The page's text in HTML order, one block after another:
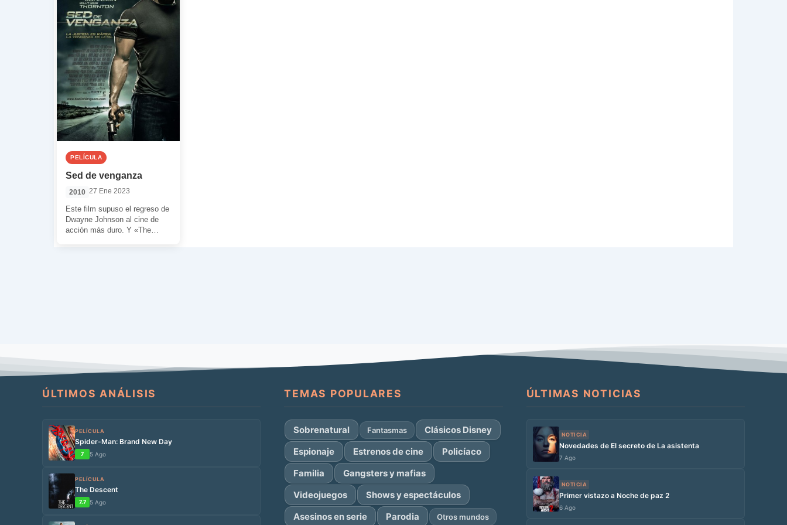
PELÍCULA
Sed de venganza
2010 27 Ene 2023
Este film supuso el regreso de
Dwayne Johnson al cine de
acción más duro. Y «The
ÚLTIMOS ANÁLISIS
PELÍCULA
Spider-Man: Brand New Day
7 5 Ago
PELÍCULA
The Descent
7.7 5 Ago
TEMAS POPULARES
Sobrenatural Fantasmas
Clásicos Disney
Espionaje
Estrenos de cine
Policíaco
Familia
Gangsters y mafias
Videojuegos
Shows y espectáculos
Asesinos en serie
Parodia Otros mundos
ÚLTIMAS NOTICIAS
NOTICIA
Novedades de El secreto de La asistenta
7 Ago
NOTICIA
Primer vistazo a Noche de paz 2
6 Ago